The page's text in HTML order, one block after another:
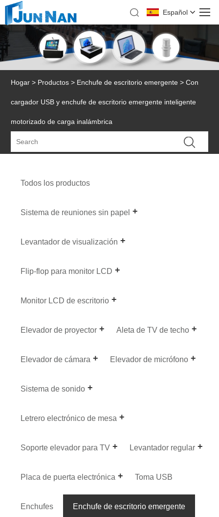
Español
Hogar > Productos > Enchufe de escritorio emergente > Con
cargador USB y enchufe de escritorio emergente inteligente
motorizado de carga inalámbrica
Todos los productos
Sistema de reuniones sin papel
Levantador de visualización
Flip-flop para monitor LCD
Monitor LCD de escritorio
Elevador de proyector Aleta de TV de techo
Elevador de cámara Elevador de micrófono
Sistema de sonido
Letrero electrónico de mesa
Soporte elevador para TV Levantador regular
Placa de puerta electrónica Toma USB
Enchufes Enchufe de escritorio emergente